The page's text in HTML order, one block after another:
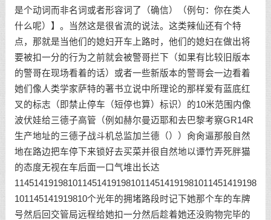
是个动词而非名词或者形容词了（确信）（例句：你在类人
什么呢）】。当然这是很省流的说法。这类辣仙还有个特
点，那就是当他们的媳妇开车上路时，他们的媳妇在做出将
要被扣一分的行为之前就会被警哥拦下（如果有比较旧版本
的警哥在现场看着的话）或者一些新版本的警哥会一边看着
她们像人类学家萨特的著书立说中所理论的那样爱有蓝底红
叉的标志（即禁止停车（短停也算）标识）的10米范围内像
波伏娃给三德子高管（例如赫尔曼迈耶和去巴黎考察GR14R
生产地址的三德子战斗机总监加兰德（））肏肏逼那般自然
地在路边把车停下来锁好去买菜并很自然地以谭竹弄死胖猫
的态度无视在车后面一口气堆出长达
11451419198101145141919810114514191981011451419198
101145141919810个光年的拥堵路段时记下她那个车的车牌
号然后回交管局远程给她扣一分然后趁着她还没购物完毕的